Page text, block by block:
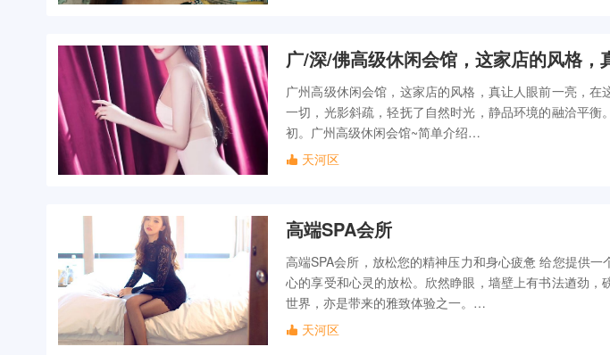
广/深/佛高级休闲会馆，这家店的风格，
广州高级休闲会馆，这家店的风格，真让人眼前一亮，
一切，光影斜疏，轻抚了自然时光，静品环境的融洽平衡
初。广州高级休闲会馆~简单介绍…
天河区
高端SPA会所
高端SPA会所，放松您的精神压力和身心疲惫 给您提供
心的享受和心灵的放松。欣然睁眼，墙壁上有书法遒劲，
世界，亦是带来的雅致体验之一。…
天河区